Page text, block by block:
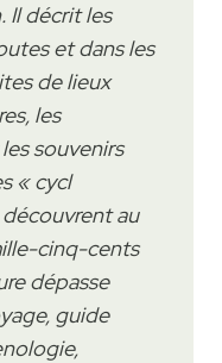
Il décrit les
et dans les
de lieux
les
souvenirs
« cycl
au
cinq-cents
dépasse
guide